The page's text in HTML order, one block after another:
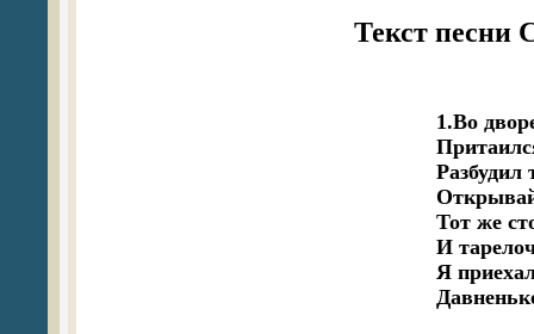
Текст песни
1.Во
Разбудил
Тот же
И
Я